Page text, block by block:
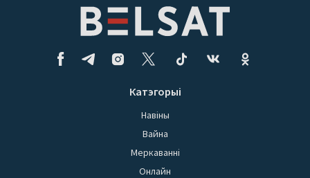
Катэгорыі
Навіны
Вайна
Меркаванні
Онлайн